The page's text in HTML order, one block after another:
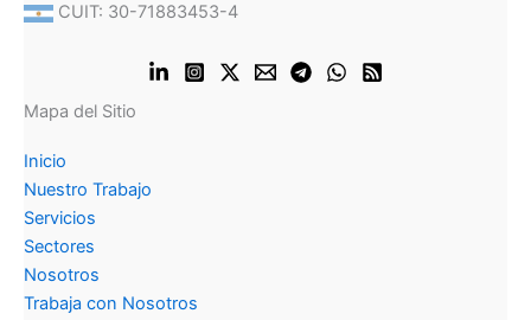
CUIT: 30-71883453-4
Mapa del Sitio
Inicio
Nuestro Trabajo
Servicios
Sectores
Nosotros
Trabaja con Nosotros